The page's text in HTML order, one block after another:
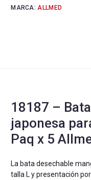
MARCA:ALLMED
18187 –
japonesa
Paq x 5
La bata desechable
talla L y presentación